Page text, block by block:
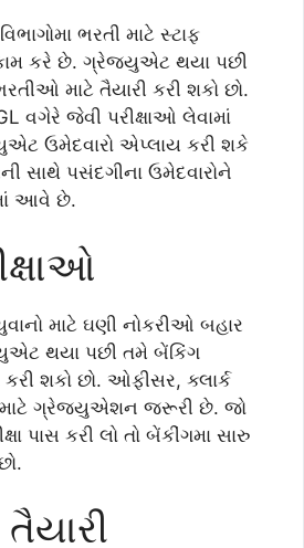
ભરતી માટે સ્ટાફ
કરે છે. ગ્રેજયુએટ થયા પછી
માટે તૈયારી કરી શકો છો.
વગેરે જેવી પરીક્ષાઓ લેવામાં
ઉમેદવારો એપ્લાય કરી શકે
સાથે પસંદગીના ઉમેદવારોને
આવે છે.
માટે ઘણી નોકરીઓ બહાર
થયા પછી તમે બેંકિંગ
કરી શકો છો. ઓફીસર, ક્લાર્ક
માટે ગ્રેજ્યુએશન જરૂરી છે. જો
પાસ કરી લો તો બેંકીંગમા સારુ